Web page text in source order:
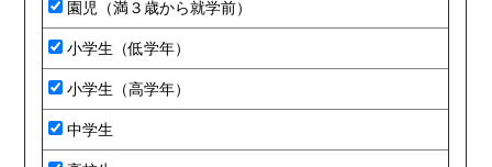
園児（満３歳から就学前）
小学生（低学年）
小学生（高学年）
中学生